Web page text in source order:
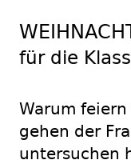
für die
Warum
gehen der
untersuchen